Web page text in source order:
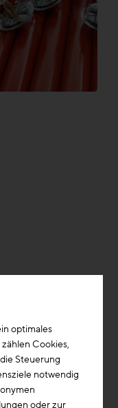
optimales
Cookies,
Steuerung
notwendig
oder zur